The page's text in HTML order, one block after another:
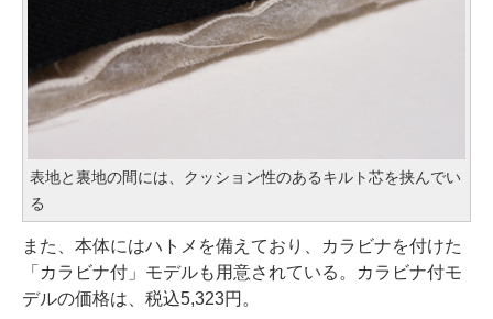
表地と裏地の間には、クッション性のあるキルト芯を挟んでい
る
また、本体にはハトメを備えており、カラビナを付けた
「カラビナ付」モデルも用意されている。カラビナ付モ
デルの価格は、税込5,323円。